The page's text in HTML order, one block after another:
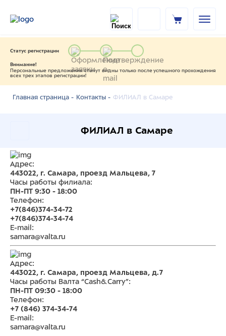
Статус регистрации
Внимание!
Персональные предложения станут видны только после успешного прохождения
всех трех этапов регистрации!
Главная страница - Контакты - ФИЛИАЛ в Самаре
ФИЛИАЛ в Самаре
Адрес:
443022, г. Самара, проезд Мальцева, 7
Часы работы филиала:
ПН-ПТ 9:30 - 18:00
Телефон:
+7(846)374-34-72
+7(846)374-34-74
E-mail:
samara@valta.ru
Адрес:
443022, г. Самара, проезд Мальцева, д.7
Часы работы Валта “Cash&Carry”:
ПН-ПТ 09:30 - 18:00
Телефон:
+7 (846) 374-34-74
E-mail:
samara@valta.ru